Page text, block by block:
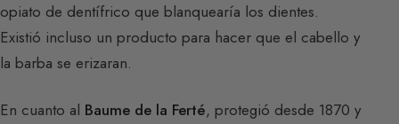
opiato de dentífrico que blanquearía los dientes.
Existió incluso un producto para hacer que el cabello y
la barba se erizaran.
En cuanto al Baume de la Ferté, protegió desde 1870 y